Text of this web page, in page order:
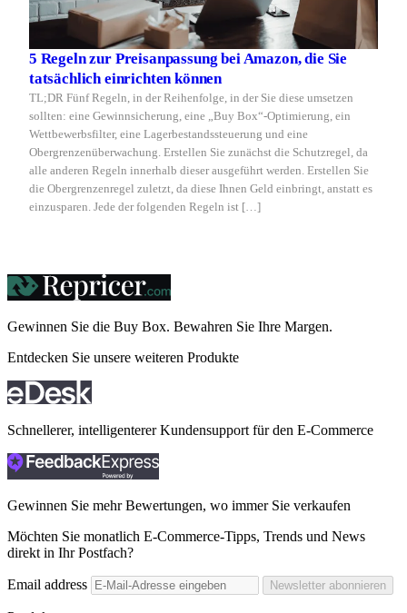
5 Regeln zur Preisanpassung bei Amazon, die Sie
tatsächlich einrichten können
TL;DR Fünf Regeln, in der Reihenfolge, in der Sie diese umsetzen
sollten: eine Gewinnsicherung, eine „Buy Box“-Optimierung, ein
Wettbewerbsfilter, eine Lagerbestandssteuerung und eine
Obergrenzenüberwachung. Erstellen Sie zunächst die Schutzregel, da
alle anderen Regeln innerhalb dieser ausgeführt werden. Erstellen Sie
die Obergrenzenregel zuletzt, da diese Ihnen Geld einbringt, anstatt es
einzusparen. Jede der folgenden Regeln ist […]
Gewinnen Sie die Buy Box. Bewahren Sie Ihre Margen.
Entdecken Sie unsere weiteren Produkte
Schnellerer, intelligenterer Kundensupport für den E-Commerce
Gewinnen Sie mehr Bewertungen, wo immer Sie verkaufen
Möchten Sie monatlich E-Commerce-Tipps, Trends und News
direkt in Ihr Postfach?
Email address Newsletter abonnieren